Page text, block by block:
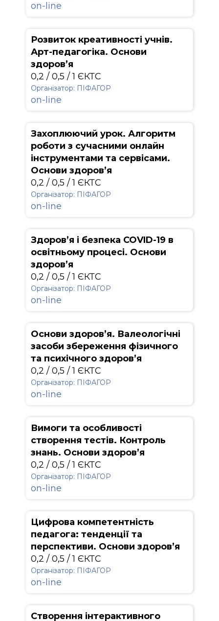
on-line
Розвиток креативності учнів.
Арт-педагогіка. Основи
здоров’я
0,2 / 0,5 / 1 ЄКТС
Організатор: ПІФАГОР
on-line
Захоплюючий урок. Алгоритм
роботи з сучасними онлайн
інструментами та сервісами.
Основи здоров’я
0,2 / 0,5 / 1 ЄКТС
Організатор: ПІФАГОР
on-line
Здоров’я і безпека COVID-19 в
освітньому процесі. Основи
здоров’я
0,2 / 0,5 / 1 ЄКТС
Організатор: ПІФАГОР
on-line
Основи здоров’я. Валеологічні
засоби збереження фізичного
та психічного здоров’я
0,2 / 0,5 / 1 ЄКТС
Організатор: ПІФАГОР
on-line
Вимоги та особливості
створення тестів. Контроль
знань. Основи здоров’я
0,2 / 0,5 / 1 ЄКТС
Організатор: ПІФАГОР
on-line
Цифрова компетентність
педагога: тенденції та
перспективи. Основи здоров’я
0,2 / 0,5 / 1 ЄКТС
Організатор: ПІФАГОР
on-line
Створення інтерактивного